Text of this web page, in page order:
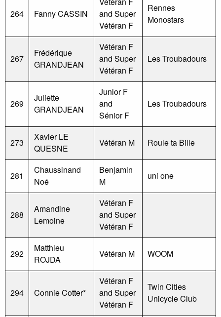
264 Fanny CASSIN
and Super
Vétéran F
Rennes
Monostars
267
Frédérique
GRANDJEAN
Vétéran F
and Super
Vétéran F
Les Troubadours
269
Juliette
GRANDJEAN
Junior F
and
Sénior F
Les Troubadours
273
Xavier LE
QUESNE
Vétéran M Roule ta Bille
281
Chaussinand
Noé
Benjamin
M
uni one
288
Amandine
Lemoine
Vétéran F
and Super
Vétéran F
292
Matthieu
ROJDA
Vétéran M WOOM
294 Connie Cotter*
Vétéran F
and Super
Vétéran F
Twin Cities
Unicycle Club